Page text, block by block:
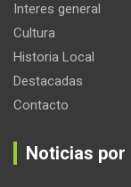
Interes general
Cultura
Historia Local
Destacadas
Contacto
Noticias por